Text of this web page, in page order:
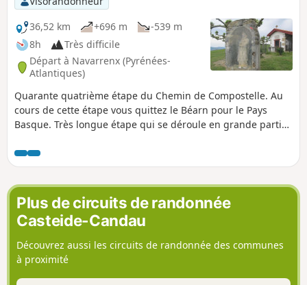
36,52 km
+696 m
-539 m
8h
Très difficile
Départ à Navarrenx (Pyrénées-
Atlantiques)
Quarante quatrième étape du Chemin de Compostelle. Au
cours de cette étape vous quittez le Béarn pour le Pays
Basque. Très longue étape qui se déroule en grande partie
bois. Compte tenu que vous ne traversez pas de gros
village, il est donc préférable de prévoir le ravitaillement au
départ.
Plus de circuits de randonnée
Casteide-Candau
Découvrez aussi les circuits de randonnée des communes
à proximité